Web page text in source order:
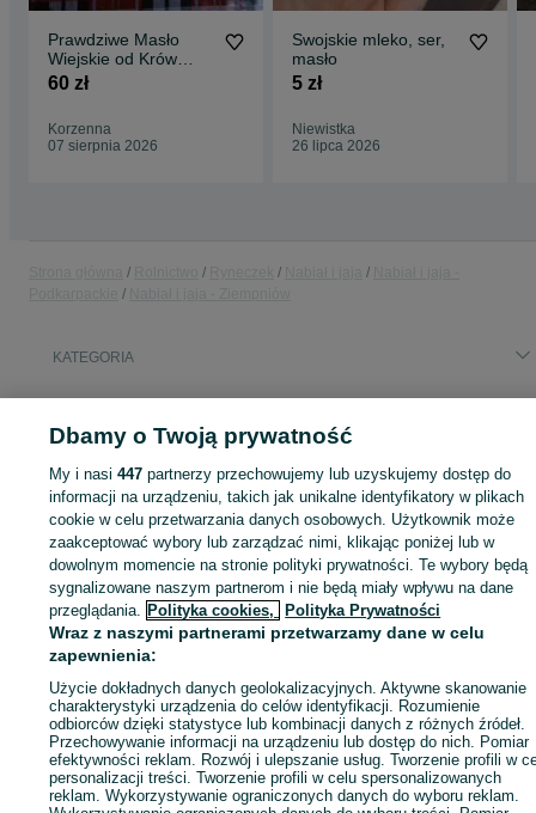
Prawdziwe Masło
Wiejskie od Krów
Karmionych Trawą!
60 zł
Korzenna
07 sierpnia 2026
Swojskie mleko, ser,
masło
5 zł
Niewistka
26 lipca 2026
KATEGORIA
Zaloguj się lub załóż konto na OLX, aby skontaktować się z
sprzedającym
Zaloguj się / Załóż konto
Zadzwoń / SMS Wyślij wiadomość
Dbamy o Twoją prywatność
My i nasi447 partnerzy przechowujemy lub uzyskujemy dostęp do
informacji na urządzeniu, takich jak unikalne identyfikatory w plikach
cookie w celu przetwarzania danych osobowych. Użytkownik może
zaakceptować wybory lub zarządzać nimi, klikając poniżej lub w
dowolnym momencie na stronie polityki prywatności. Te wybory będą
sygnalizowane naszym partnerom i nie będą miały wpływu na dane
przeglądania. Polityka cookies, Polityka Prywatności
Wraz z naszymi partnerami przetwarzamy dane w celu
zapewnienia:
Użycie dokładnych danych geolokalizacyjnych. Aktywne skanowanie
charakterystyki urządzenia do celów identyfikacji. Rozumienie
odbiorców dzięki statystyce lub kombinacji danych z różnych źródeł.
Przechowywanie informacji na urządzeniu lub dostęp do nich. Pomiar
efektywności reklam. Rozwój i ulepszanie usług. Tworzenie profili w
personalizacji treści. Tworzenie profili w celu spersonalizowanych
reklam. Wykorzystywanie ograniczonych danych do wyboru reklam.